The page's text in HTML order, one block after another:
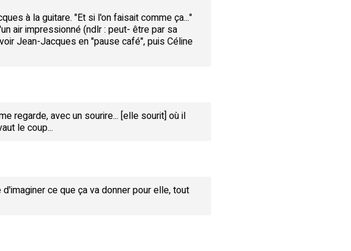
à la guitare. "Et si l'on faisait comme ça..."
air impressionné (ndlr : peut- être par sa
Jean-Jacques en "pause café", puis Céline
regarde, avec un sourire... [elle sourit] où il
le coup...
ce que ça va donner pour elle, tout